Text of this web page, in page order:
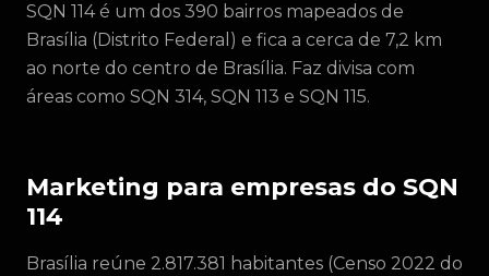
SQN 114 é um dos 390 bairros mapeados de
Brasília (Distrito Federal) e fica a cerca de 7,2 km
ao norte do centro de Brasília. Faz divisa com
áreas como SQN 314, SQN 113 e SQN 115.
Marketing para empresas do SQN
114
Brasília reúne 2.817.381 habitantes (Censo 2022 do